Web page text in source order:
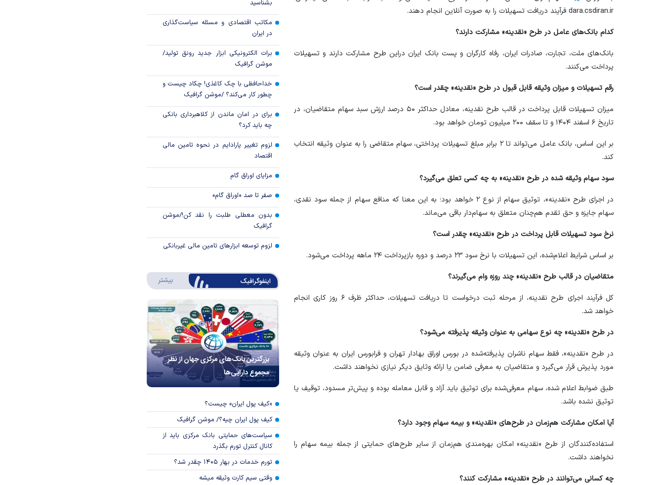
d⁠ara.csdiran.ir فرآیند دریافت تسهیلات را به صورت آنلاین انجام دهند.
کدام بانک‌های عامل در طرح «نقدینه» مشارکت دارند؟
بانک‌های ملت، تجارت، صادرات ایران، رفاه کارگران و پست بانک ایران دراین طرح مشارکت دارند و تسهیلات
پرداخت می‌کنند.
رقم تسهیلات و میزان وثیقه قابل قبول در طرح «نقدینه» چقدر است؟
میزان تسهیلات قابل پرداخت در قالب طرح نقدینه، معادل حداکثر ۵۰ درصد ارزش سبد سهام متقاضیان، در
تاریخ ۶ اسفند ۱۴۰۴ و تا سقف ۲۰۰ میلیون تومان خواهد بود.
بر این اساس، بانک عامل می‌تواند تا ۲ برابر مبلغ تسهیلات پرداختی، سهام متقاضی را به عنوان وثیقه انتخاب
کند.
سود سهام وثیقه شده در طرح «نقدینه» به چه کسی تعلق می‌گیرد؟
در اجرای طرح «نقدینه»، توثیق سهام از نوع ۲ خواهد بود؛ به این معنا که منافع سهام از جمله سود نقدی،
سهام جایزه و حق تقدم هم‌چنان متعلق به سهام‌دار باقی می‌ماند.
نرخ سود تسهیلات قابل پرداخت در طرح «نقدینه» چقدر است؟
بر اساس شرایط اعلام‌شده، این تسهیلات با نرخ سود ۲۳ درصد و دوره بازپرداخت ۲۴ ماهه پرداخت می‌شود.
متقاضیان در قالب طرح «نقدینه» چند روزه وام می‌گیرند؟
کل فرآیند اجرای طرح نقدینه، از مرحله ثبت درخواست تا دریافت تسهیلات، حداکثر ظرف ۶ روز کاری انجام
خواهد شد.
در طرح «نقدینه» چه نوع سهامی به عنوان وثیقه پذیرفته می‌شود؟
در طرح «نقدینه»، فقط سهام ناشران پذیرفته‌شده در بورس اوراق بهادار تهران و فرابورس ایران به عنوان وثیقه
مورد پذیرش قرار می‌گیرد و متقاضیان به معرفی ضامن یا ارائه وثایق دیگر نیازی نخواهند داشت.
طبق ضوابط اعلام شده، سهام معرفی‌شده برای توثیق باید آزاد و قابل معامله بوده و پیش‌تر مسدود، توقیف یا
توثیق نشده باشد.
آیا امکان مشارکت هم‌زمان در طرح‌های «نقدینه» و بیمه سهام وجود دارد؟
استفاده‌کنندگان از طرح «نقدینه» امکان بهره‌مندی هم‌زمان از سایر طرح‌های حمایتی از جمله بیمه سهام را
نخواهند داشت.
چه کسانی می‌توانند در طرح «نقدینه» مشارکت کنند؟
رکود تورمی اقتصاد جهانی با شوک نفتی
ناشی از جنگ ایران
بشناسید
مکاتب اقتصادی و مسئله سیاست‌گذاری
در ایران
برات الکترونیکی ابزار جدید رونق تولید/
موشن گرافیک
خداحافظی با چک کاغذی! چکاد چیست و
چطور کار می‌کند؟ /موشن گرافیک
برای در امان ماندن از کلاهبرداری بانکی
چه باید کرد؟
لزوم تغییر پارادایم در نحوه تامین مالی
اقتصاد
مزایای اوراق گام
صفر تا صد «اوراق گام»
بدون معطلی طلبت را نقد کن!/موشن
گرافیک
لزوم توسعه ابزارهای تامین مالی غیربانکی
اینفوگرافیک بیشتر درباره اینفوگرافیک
بزرگترین بانک‌های مرکزی جهان از نظر
مجموع دارایی‌ها
«کیف پول ایران» چیست؟
کیف پول ایران چیه؟/ موشن گرافیک
سیاست‌های حمایتی بانک مرکزی باید از
کانال کنترل تورم بگذرد
تورم خدمات در بهار ۱۴۰۵ چقدر شد؟
وقتی سیم کارت وثیقه میشه